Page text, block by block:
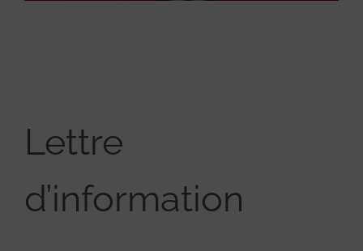
Lettre
d’information